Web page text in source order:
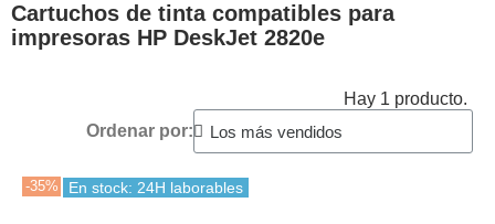
Cartuchos de tinta compatibles para
impresoras HP DeskJet 2820e
Hay 1 producto.
Ordenar por:
-35% En stock: 24H laborables